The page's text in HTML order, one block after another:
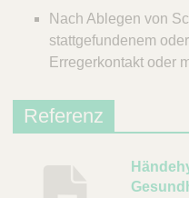
Nach Ablegen von
stattgefundenem
Erregerkontakt oder
Referenz
B
e